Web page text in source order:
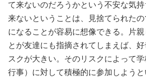
て来ないのだろうかという不安な気
来ないということは、見捨てられたの
になることが容易に想像できる。片
とが友達にも指摘されてしまえば、
スクが大きい。そのリスクによって
行事）に対して積極的に参加しよう